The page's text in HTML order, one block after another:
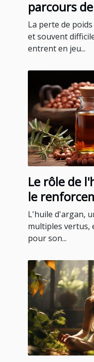
parcours
des
La perte de
et souvent
entrent en jeu...
Le rôle de
le
L'huile d'argan,
multiples vertus,
pour son...